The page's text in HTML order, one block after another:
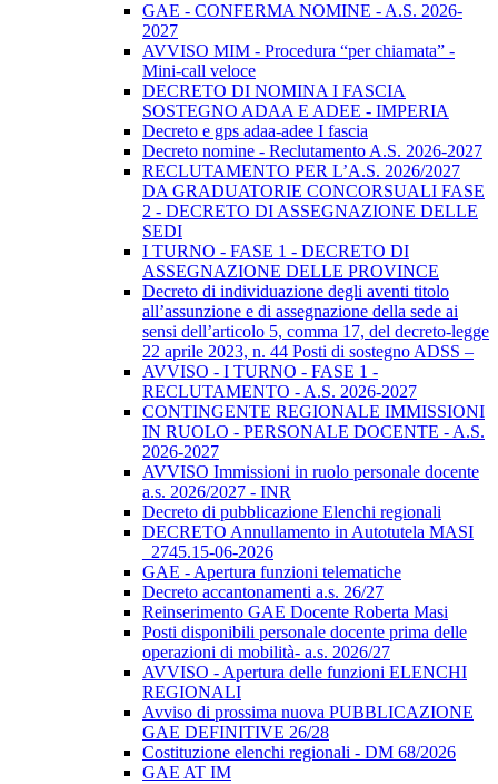
GAE - CONFERMA NOMINE - A.S. 2026-
2027
AVVISO MIM - Procedura “per chiamata” -
Mini-call veloce
DECRETO DI NOMINA I FASCIA
SOSTEGNO ADAA E ADEE - IMPERIA
Decreto e gps adaa-adee I fascia
Decreto nomine - Reclutamento A.S. 2026-2027
RECLUTAMENTO PER L’A.S. 2026/2027
DA GRADUATORIE CONCORSUALI FASE
2 - DECRETO DI ASSEGNAZIONE DELLE
SEDI
I TURNO - FASE 1 - DECRETO DI
ASSEGNAZIONE DELLE PROVINCE
Decreto di individuazione degli aventi titolo
all’assunzione e di assegnazione della sede ai
sensi dell’articolo 5, comma 17, del decreto-legge
22 aprile 2023, n. 44 Posti di sostegno ADSS –
AVVISO - I TURNO - FASE 1 -
RECLUTAMENTO - A.S. 2026-2027
CONTINGENTE REGIONALE IMMISSIONI
IN RUOLO - PERSONALE DOCENTE - A.S.
2026-2027
AVVISO Immissioni in ruolo personale docente
a.s. 2026/2027 - INR
Decreto di pubblicazione Elenchi regionali
DECRETO Annullamento in Autotutela MASI
_2745.15-06-2026
GAE - Apertura funzioni telematiche
Decreto accantonamenti a.s. 26/27
Reinserimento GAE Docente Roberta Masi
Posti disponibili personale docente prima delle
operazioni di mobilità- a.s. 2026/27
AVVISO - Apertura delle funzioni ELENCHI
REGIONALI
Avviso di prossima nuova PUBBLICAZIONE
GAE DEFINITIVE 26/28
Costituzione elenchi regionali - DM 68/2026
GAE AT IM